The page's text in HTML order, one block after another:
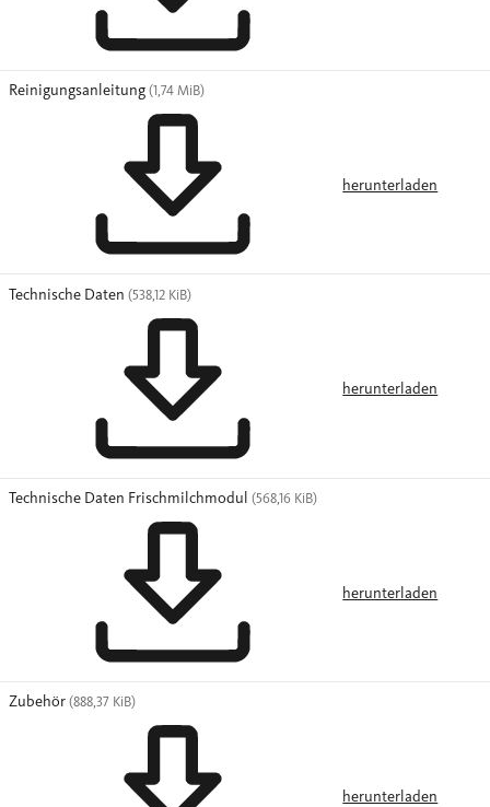
Reinigungsanleitung(1,74 MiB)
herunterladen
Technische Daten(538,12 KiB)
herunterladen
Technische Daten Frischmilchmodul(568,16 KiB)
herunterladen
Zubehör(888,37 KiB)
herunterladen